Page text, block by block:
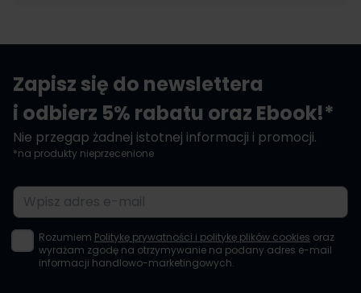
Zapisz się do newslettera
i odbierz 5% rabatu oraz Ebook!*
Nie przegap żadnej istotnej informacji i promocji.
*na produkty nieprzecenione
Adres e-mail
Rozumiem Politykę prywatności i politykę plików cookies oraz
wyrażam zgodę na otrzymywanie na podany adres e-mail
informacji handlowo-marketingowych.